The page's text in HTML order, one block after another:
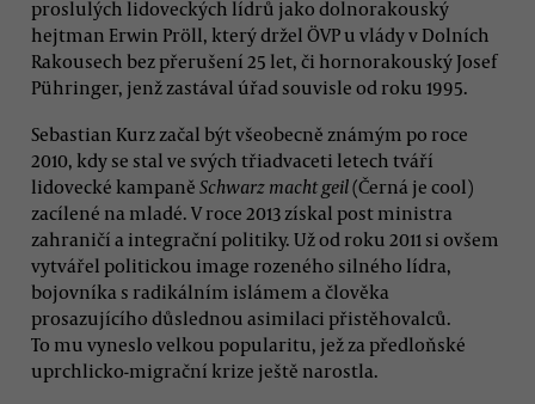
proslulých lidoveckých lídrů jako dolnorakouský
hejtman Erwin Pröll, který držel ÖVP u vlády v Dolních
Rakousech bez přerušení 25 let, či hornorakouský Josef
Pühringer, jenž zastával úřad souvisle od roku 1995.
Sebastian Kurz začal být všeobecně známým po roce
2010, kdy se stal ve svých třiadvaceti letech tváří
lidovecké kampaně Schwarz macht geil(Černá je cool)
zacílené na mladé. V roce 2013 získal post ministra
zahraničí a integrační politiky. Už od roku 2011 si ovšem
vytvářel politickou image rozeného silného lídra,
bojovníka s radikálním islámem a člověka
prosazujícího důslednou asimilaci přistěhovalců.
To mu vyneslo velkou popularitu, jež za předloňské
uprchlicko-migrační krize ještě narostla.